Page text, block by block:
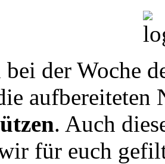
der Woche
aufbereiteten
. Auch
für euch